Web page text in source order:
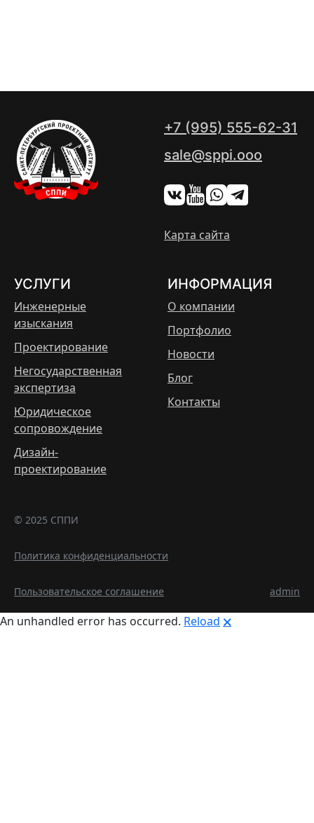
+7 (995) 555-62-31
sale@sppi.ooo
Карта сайта
УСЛУГИ
Инженерные
изыскания
Проектирование
Негосударственная
экспертиза
Юридическое
сопровождение
Дизайн-
проектирование
ИНФОРМАЦИЯ
О компании
Портфолио
Новости
Блог
Контакты
© 2025 СППИ
Политика конфиденциальности
Пользовательское соглашение admin
An unhandled error has occurred. Reload 🗙